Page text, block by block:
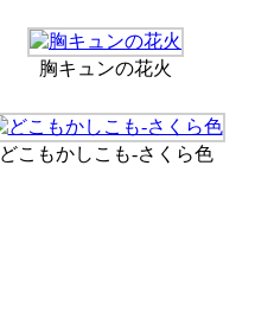
胸キュンの花火
どこもかしこも-さくら色